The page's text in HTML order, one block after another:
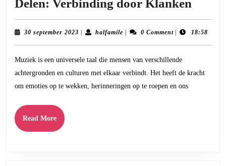
Delen: Verbinding door Klanken
de
Passie
voor
Delen:
30 september 2023 30
halfamilehalfamile0 Comment 18:58
Muziek is een universele taal die mensen van verschillende
achtergronden en culturen met elkaar verbindt. Het heeft de kracht
om emoties op te wekken, herinneringen op te roepen en ons
Read MoreRead
More